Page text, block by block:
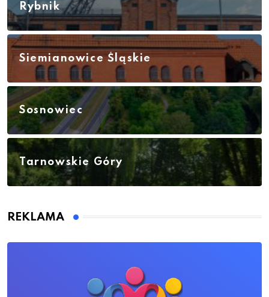
Rybnik
Siemianowice Śląskie
Sosnowiec
Tarnowskie Góry
REKLAMA